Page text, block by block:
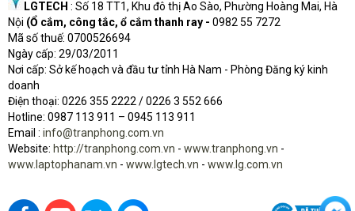
LGTECH : Số 18 TT1, Khu đô thị Ao Sào, Phường Hoàng Mai, Hà
Nội (Ổ cắm, công tắc, ổ cắm thanh ray - 0982 55 7272
Mã số thuế: 0700526694
Ngày cấp: 29/03/2011
Nơi cấp: Sở kế hoạch và đầu tư tỉnh Hà Nam - Phòng Đăng ký kinh
doanh
Điện thoại: 0226 355 2222 / 0226 3 552 666
Hotine: 0987 113 911 – 0945 113 911
Email : info@tranphong.com.vn
Website: http://tranphong.com.vn - www.tranphong.vn -
www.laptophanam.vn - www.lgtech.vn - www.lg.com.vn